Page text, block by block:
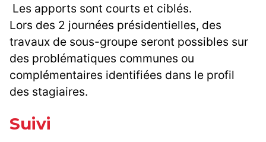
Les apports sont courts et ciblés.
Lors des 2 journées présidentielles, des
travaux de sous-groupe seront possibles sur
des problématiques communes ou
complémentaires identifiées dans le profil
des stagiaires.
Suivi